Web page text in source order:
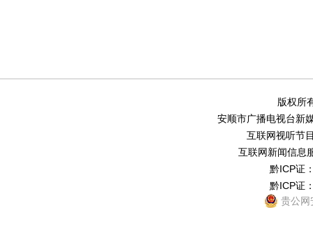
版权所
安顺市广播电视台新
互联网视听节
互联网新闻信息
黔ICP证
黔ICP证
贵公